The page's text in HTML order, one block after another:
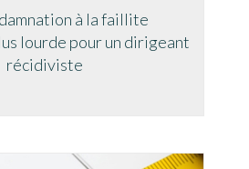
à la faillite
lourde pour un dirigeant
récidiviste